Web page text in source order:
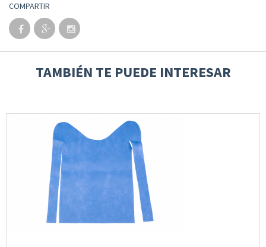
COMPARTIR
TAMBIÉN TE PUEDE INTERESAR